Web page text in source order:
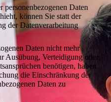
personenbezogenen Daten
können Sie statt der
der Datenverarbeitung
Daten nicht mehr
Ausübung, Verteidigung oder
benötigen, haben
die Einschränkung der
Daten zu